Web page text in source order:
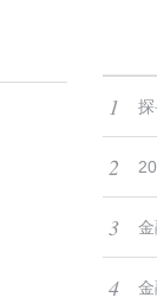
1
2
3
数
4